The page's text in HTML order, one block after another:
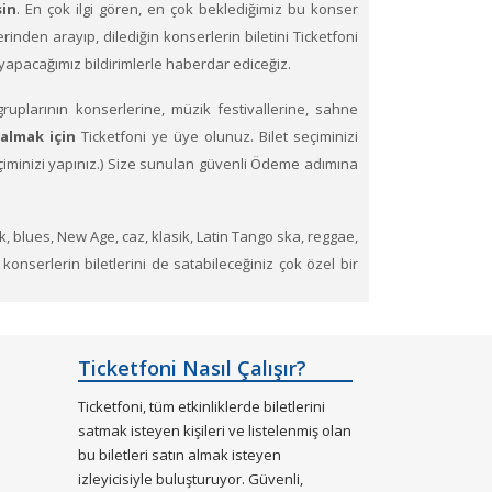
. En çok ilgi gören, en çok beklediğimiz bu konser
arayıp, dilediğin konserlerin biletini Ticketfoni
bildirimlerle haberdar ediceğiz.
konserlerine, müzik festivallerine, sahne
içinTicketfoni ye üye olunuz. Bilet seçiminizi
yapınız.) Size sunulan güvenli Ödeme adımına
New Age, caz, klasik, Latin Tango ska, reggae,
biletlerini de satabileceğiniz çok özel bir
Ticketfoni Nasıl Çalışır?
Ticketfoni, tüm etkinliklerde biletlerini
satmak isteyen kişileri ve listelenmiş olan
bu biletleri satın almak isteyen
izleyicisiyle buluşturuyor. Güvenli,